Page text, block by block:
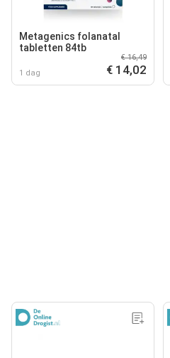
Metagenics folanatal
tabletten 84tb
1 dag
€ 16,49
€ 14,02